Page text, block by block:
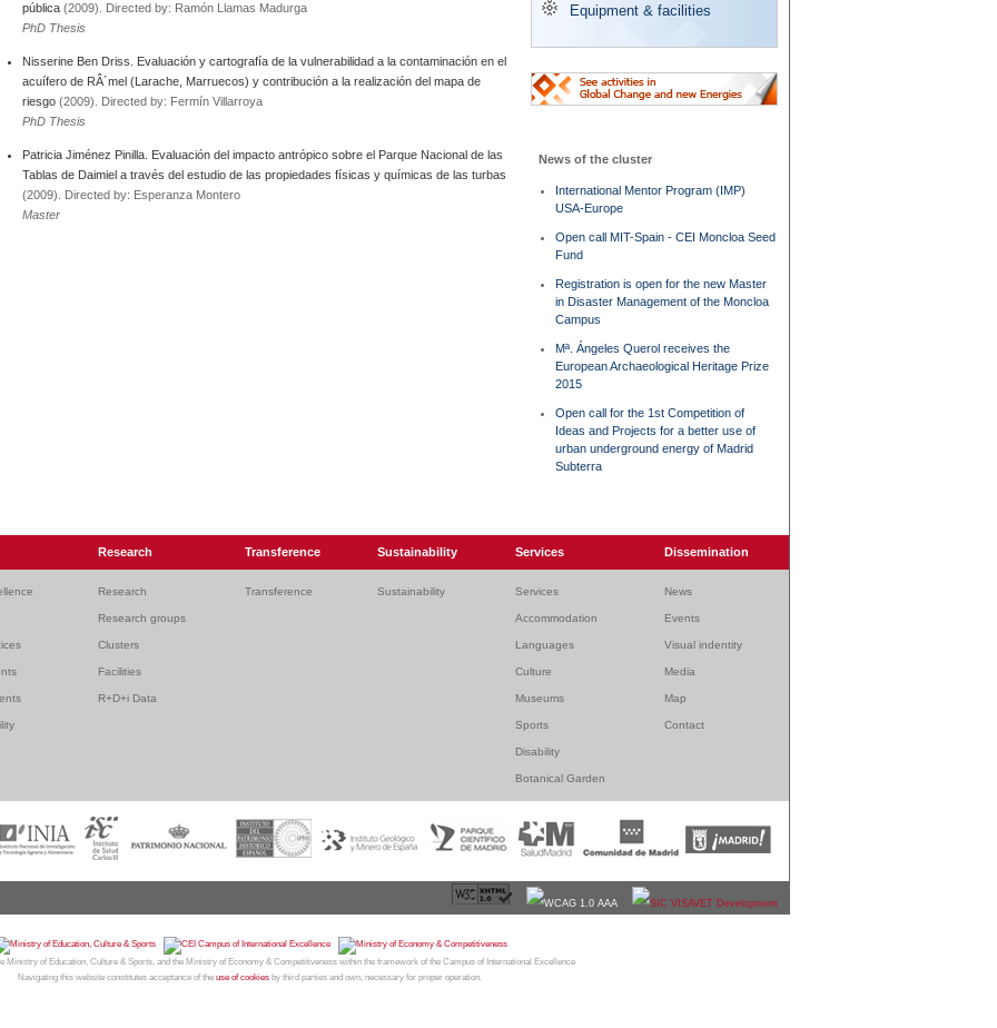
pública (2009). Directed by: Ramón Llamas Madurga
PhD Thesis
Nisserine Ben Driss. Evaluación y cartografía de la vulnerabilidad a la contaminación en el
acuífero de RÂ´mel (Larache, Marruecos) y contribución a la realización del mapa de
riesgo (2009). Directed by: Fermín Villarroya
PhD Thesis
Patricia Jiménez Pinilla. Evaluación del impacto antrópico sobre el Parque Nacional de las
Tablas de Daimiel a través del estudio de las propiedades físicas y químicas de las turbas
(2009). Directed by: Esperanza Montero
Master
Equipment & facilities
News of the cluster
International Mentor Program (IMP)
USA-Europe
Open call MIT-Spain - CEI Moncloa Seed
Fund
Registration is open for the new Master
in Disaster Management of the Moncloa
Campus
Mª. Ángeles Querol receives the
European Archaeological Heritage Prize
2015
Open call for the 1st Competition of
Ideas and Projects for a better use of
urban underground energy of Madrid
Subterra
Research Transference Sustainability Services Dissemination
Research Transference Sustainability Services News
Research groups Accommodation Events
Clusters Languages Visual indentity
Facilities Culture Media
R+D+i Data Museums Map
Sports Contact
Disability
Botanical Garden
Ministry of Education, Culture & Sports, and the Ministry of Economy & Competitiveness within the framework of the Campus of International Excellence
Navigating this website constitutes acceptance of the use of cookiesby third parties and own, necessary for proper operation.